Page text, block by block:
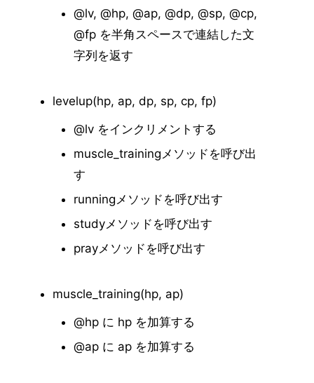
@lv, @hp, @ap, @dp, @sp, @cp,
@fp を半角スペースで連結した文
字列を返す
levelup(hp, ap, dp, sp, cp, fp)
@lv をインクリメントする
muscle_trainingメソッドを呼び出
す
runningメソッドを呼び出す
studyメソッドを呼び出す
prayメソッドを呼び出す
muscle_training(hp, ap)
@hp に hp を加算する
@ap に ap を加算する